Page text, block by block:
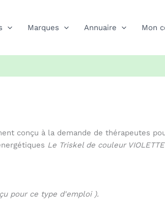
Marques Annuaire Mon
conçu à la demande de thérapeutes
Le Triskel de couleur
pour ce type d'emploi ).